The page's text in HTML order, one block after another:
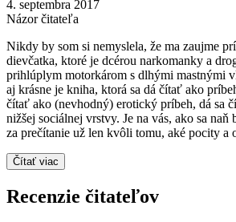
4. septembra 2017
Názor čitateľa
Nikdy by som si nemyslela, že ma zaujme
dievčatka, ktoré je dcérou narkomanky a
prihlúplym motorkárom s dlhými mastnými
aj krásne je kniha, ktorá sa dá čítať ako
čítať ako (nevhodný) erotický príbeh, dá sa
nižšej sociálnej vrstvy. Je na vás, ako sa
za prečítanie už len kvôli tomu, aké pocity a
Čítať viac
Recenzie čitateľov